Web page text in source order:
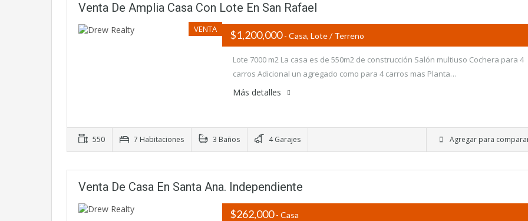
Venta De Amplia Casa Con Lote En San Rafael
VENTA $1,200,000- Casa, Lote / Terreno
Lote 7000 m2 La casa es de 550m2 de construcción Salón multiuso Cochera para 4
carros Adicional un agregado como para 4 carros mas Planta…
Más detalles
550 7 Habitaciones 3 Baños 4 Garajes Agregar para
Venta De Casa En Santa Ana. Independiente
$262,000- Casa